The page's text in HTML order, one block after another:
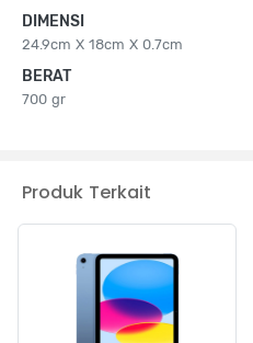
DIMENSI
24.9cm X 18cm X 0.7cm
BERAT
700 gr
Produk Terkait